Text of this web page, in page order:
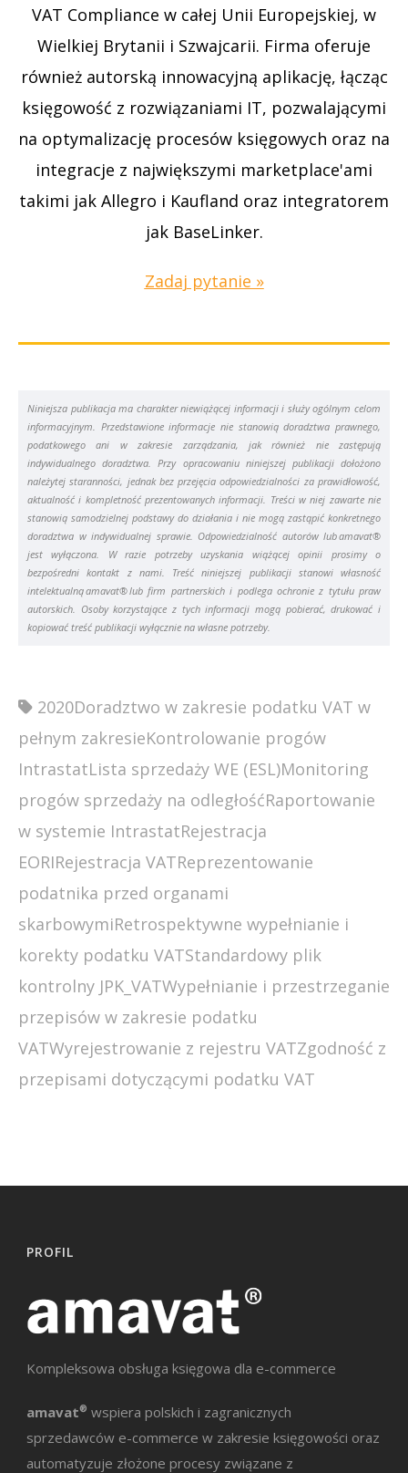
VAT Compliance w całej Unii Europejskiej, w
Wielkiej Brytanii i Szwajcarii. Firma oferuje
również autorską innowacyjną aplikację, łącząc
księgowość z rozwiązaniami IT, pozwalającymi
na optymalizację procesów księgowych oraz na
integracje z największymi marketplace'ami
takimi jak Allegro i Kaufland oraz integratorem
jak BaseLinker.
Zadaj pytanie »
Niniejsza publikacja ma charakter niewiążącej informacji i służy ogólnym celom
informacyjnym. Przedstawione informacje nie stanowią doradztwa prawnego,
podatkowego ani w zakresie zarządzania, jak również nie zastępują
indywidualnego doradztwa. Przy opracowaniu niniejszej publikacji dołożono
należytej staranności, jednak bez przejęcia odpowiedzialności za prawidłowość,
aktualność i kompletność prezentowanych informacji. Treści w niej zawarte nie
stanowią samodzielnej podstawy do działania i nie mogą zastąpić konkretnego
doradztwa w indywidualnej sprawie. Odpowiedzialność autorów lub amavat®
jest wyłączona. W razie potrzeby uzyskania wiążącej opinii prosimy o
bezpośredni kontakt z nami. Treść niniejszej publikacji stanowi własność
intelektualną amavat® lub firm partnerskich i podlega ochronie z tytułu praw
autorskich. Osoby korzystające z tych informacji mogą pobierać, drukować i
kopiować treść publikacji wyłącznie na własne potrzeby.
2020Doradztwo w zakresie podatku VAT w
pełnym zakresieKontrolowanie progów
IntrastatLista sprzedaży WE (ESL)Monitoring
progów sprzedaży na odległośćRaportowanie
w systemie IntrastatRejestracja
EORIRejestracja VATReprezentowanie
podatnika przed organami
skarbowymiRetrospektywne wypełnianie i
korekty podatku VATStandardowy plik
kontrolny JPK_VATWypełnianie i przestrzeganie
przepisów w zakresie podatku
VATWyrejestrowanie z rejestru VATZgodność z
przepisami dotyczącymi podatku VAT
PROFIL
Kompleksowa obsługa księgowa dla e-commerce
amavat® wspiera polskich i zagranicznych
sprzedawców e-commerce w zakresie księgowości oraz
automatyzuje złożone procesy związane z